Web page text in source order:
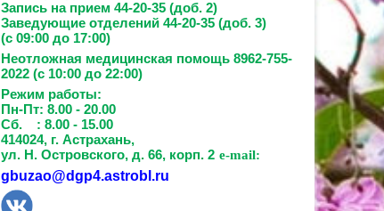
Запись на прием 44-20-35 (доб. 2)
Заведующие отделений 44-20-35 (доб. 3)
(с 09:00 до 17:00)
Неотложная медицинская помощь 8962-755-
2022 (с 10:00 до 22:00)
Режим работы:
Пн-Пт: 8.00 - 20.00
Сб. : 8.00 - 15.00
414024, г. Астрахань,
ул. Н. Островского, д. 66, корп. 2 e-mail:
gbuzao@dgp4.astrobl.ru